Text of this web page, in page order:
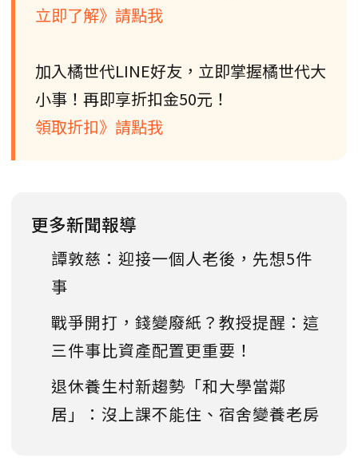
立即了解》請點我
加入橘世代LINE好友，立即掌握橘世代大
小事！再即享折扣金50元！
領取折扣》請點我
更多新聞報導
譚敦慈：迎接一個人老後，先想5件
事
戰爭開打，錢變廢紙？教授提醒：這
三件事比資產配置更重要！
退休養生村新趨勢「和大學當鄰
居」：沒上課不能住、宿舍變養老房